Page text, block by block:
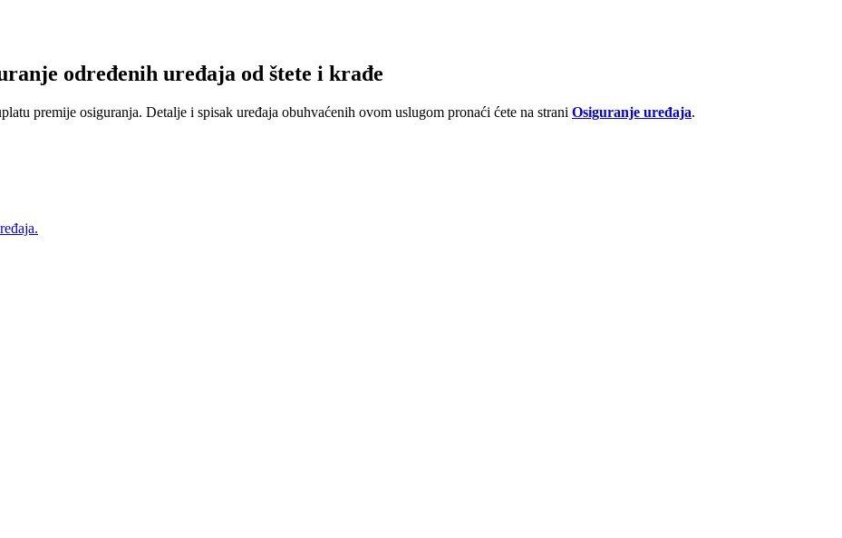
određenih uređaja od štete i krađe
premije osiguranja. Detalje i spisak uređaja obuhvaćenih ovom uslugom pronaći ćete na strani Osiguranje uređaja.